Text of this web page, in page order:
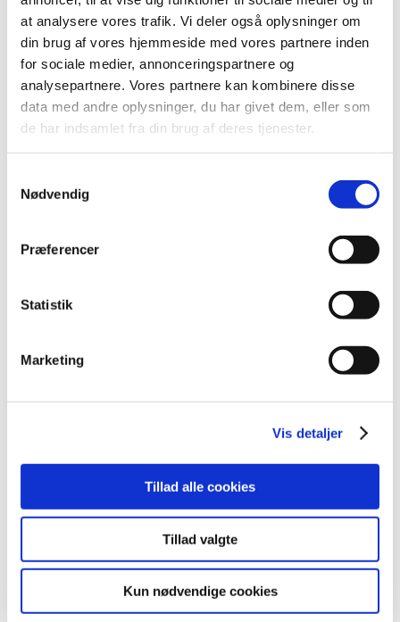
at analysere vores trafik. Vi deler også oplysninger om
din brug af vores hjemmeside med vores partnere inden
for sociale medier, annonceringspartnere og
analysepartnere. Vores partnere kan kombinere disse
data med andre oplysninger, du har givet dem, eller som
de har indsamlet fra din brug af deres tjenester.
Nødvendig
Præferencer
Statistik
Marketing
Vis detaljer
Tillad alle cookies
Tillad valgte
Kun nødvendige cookies
12. september 2022
Pfizer/BioNTechs bivalente covid-19-vaccine, der blev
godkendt 1. september, er blevet videreudviklet til en…
Ledig bevilling til Grøndalsapoteket
|6. september 2022 |
Bevillingen til at drive Faaborg Løve Apotek er ledig pr. 1.
1. september 2022
TID
2025 (158)